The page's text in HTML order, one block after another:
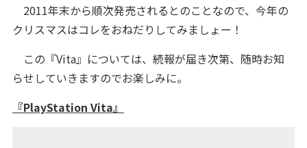
2011年末から順次発売されるとのことなので、今年の
クリスマスはコレをおねだりしてみましょー！
この『Vita』については、続報が届き次第、随時お知
らせしていきますのでお楽しみに。
『PlayStation Vita』